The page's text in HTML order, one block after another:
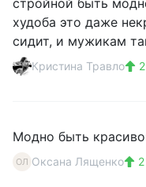
стройной быть
худоба это даже
сидит, и мужикам
Кристина Травло
Модно быть
ОЛ Оксана Лященко